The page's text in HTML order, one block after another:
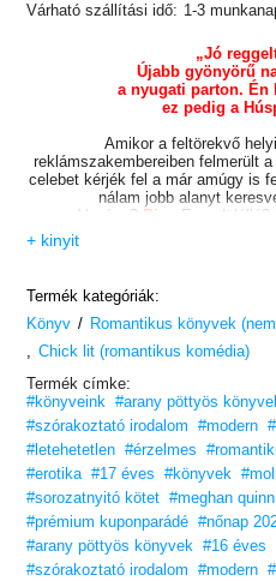
Várható szállítási idő: 1-3
„Jó
Újabb gyönyörű
a nyugati parton. Én
ez pedig a
Amikor a feltörekvő
reklámszakembereiben felmerült
celebet kérjék fel a már amúgy is
nálam jobb alanyt
Vagány? Pipa Egyedülálló?
eddig még nem sikerült
kaptam az alkalmon. Aztán
különböző, nagyon kellemes,
csak
Bajban
„Jó
Noely Clark vagyok, és
Melyiket
azÖltönyöst , a
A szerelem hálójában
„Quinn jól odatette magát! Elérte,
egyszerre… nem egybe,
+ kinyit
Termék kategóriák:
Könyv / Romantikus könyvek
Chick lit (romantikus komédia)
Termék címke:
#könyveink #arany pöttyös
#szórakoztató irodalom
#modern
#letehetetlen #érzelmes
#erotika #17 éves #könyvek
#sorozatnyitó kötet #meghan quinn
#prémium kuponparádé #nőnap
#arany pöttyös könyvek #16 éves
#szórakoztató irodalom
#modern